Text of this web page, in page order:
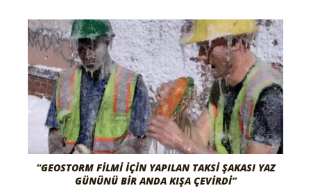
“GEOSTORM FİLMİ İÇİN YAPILAN TAKSİ ŞAKASI YAZ
GÜNÜNÜ BİR ANDA KIŞA ÇEVİRDİ”